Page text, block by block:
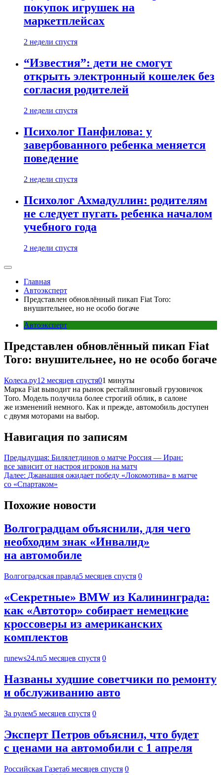
покупок игрушек на
маркетплейсах
2 недели спустя
“Известия”: дети не смогут
открыть электронный кошелек без
согласия родителей
2 недели спустя
Психолог Панфилова: у
завербованного ребенка меняется
поведение
2 недели спустя
Психолог Ахмадуллин: родителям
не следует пугать ребенка началом
учебного года
2 недели спустя
Главная
Автоэксперт
Представлен обновлённый пикап Fiat Toro:
внушительнее, но не особо богаче
Автоэксперт
Представлен обновлённый пикап Fiat
Toro: внушительнее, но не особо богаче
Колеса.ру12 месяцев спустя01 минуты
Марка Fiat выводит на рынок рестайлинговый грузовичок
Toro. Модель получила более строгий облик, в салоне
же изменений немного. Как и прежде, автомобиль доступен
с двумя моторами на выбор.
Навигация по записям
Предыдущая: Билялетдинов о матче Россия — Иран:
все зависит от настроя игроков на матч
Далее: Джанашия ожидает победу «Локомотива» в матче
со «Спартаком»
Похожие новости
Волгоградцам объяснили, для чего
необходим знак «Инвалид»
на автомобиле
Волгоградская правда5 месяцев спустя 0
«Секретные» BMW из Калининграда:
как «Автотор» собирает немецкие
кроссоверы из американских
комплектов
runews24.ru5 месяцев спустя 0
Названы худшие советчики по ремонту
и обслуживанию авто
За рулем5 месяцев спустя 0
Эксперт Петров объяснил, что будет
с ценами на автомобили с 1 апреля
Российская Газета6 месяцев спустя 0